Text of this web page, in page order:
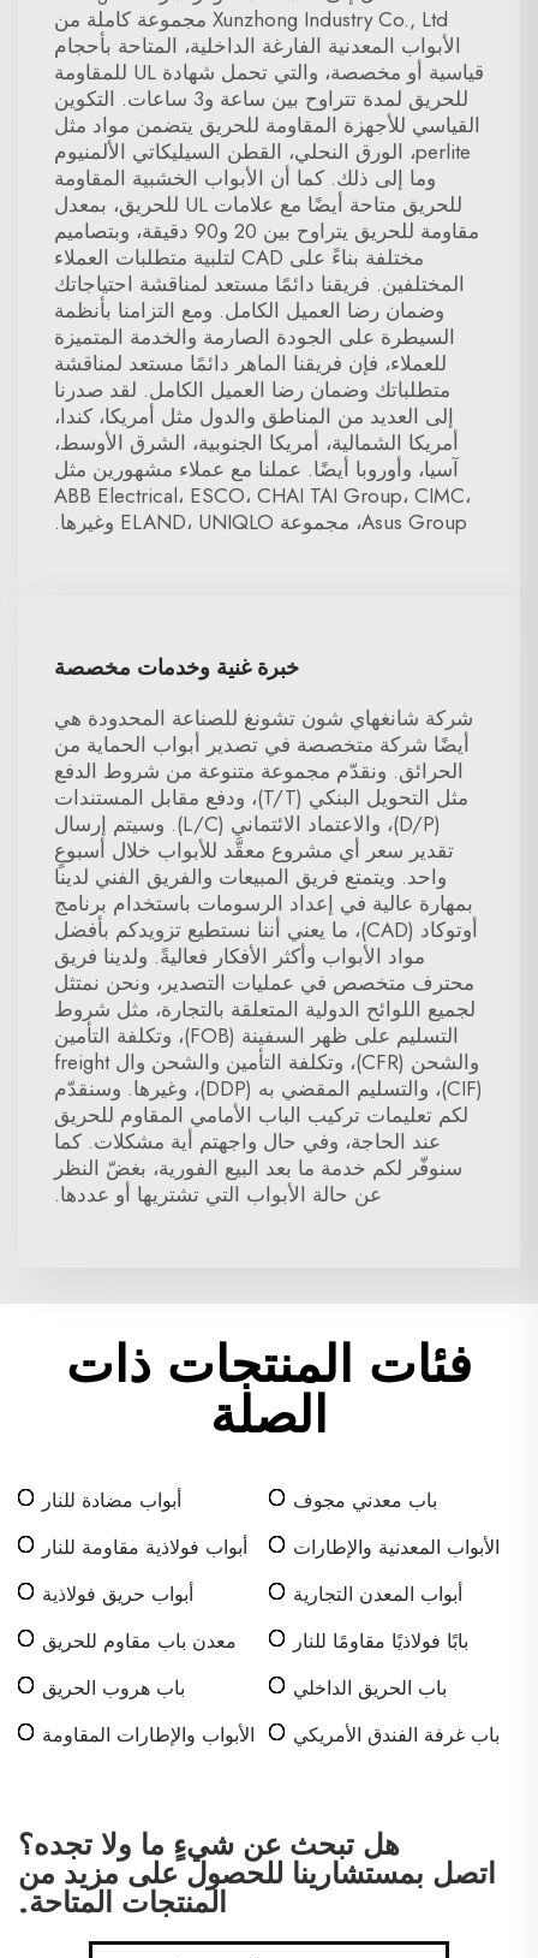
Xunzhong Industry Co., Ltd مجموعة كاملة من
الأبواب المعدنية الفارغة الداخلية، المتاحة بأحجام
قياسية أو مخصصة، والتي تحمل شهادة UL للمقاومة
للحريق لمدة تتراوح بين ساعة و3 ساعات. التكوين
القياسي للأجهزة المقاومة للحريق يتضمن مواد مثل
perlite، الورق النحلي، القطن السيليكاتي الألمنيوم
وما إلى ذلك. كما أن الأبواب الخشبية المقاومة
للحريق متاحة أيضًا مع علامات UL للحريق، بمعدل
مقاومة للحريق يتراوح بين 20 و90 دقيقة، وبتصاميم
مختلفة بناءً على CAD لتلبية متطلبات العملاء
المختلفين. فريقنا دائمًا مستعد لمناقشة احتياجاتك
وضمان رضا العميل الكامل. ومع التزامنا بأنظمة
السيطرة على الجودة الصارمة والخدمة المتميزة
للعملاء، فإن فريقنا الماهر دائمًا مستعد لمناقشة
متطلباتك وضمان رضا العميل الكامل. لقد صدرنا
إلى العديد من المناطق والدول مثل أمريكا، كندا،
أمريكا الشمالية، أمريكا الجنوبية، الشرق الأوسط،
آسيا، وأوروبا أيضًا. عملنا مع عملاء مشهورين مثل
ABB Electrical، ESCO، CHAI TAI Group، CIMC،
Asus Group، مجموعة ELAND، UNIQLO وغيرها.
خبرة غنية وخدمات مخصصة
شركة شانغهاي شون تشونغ للصناعة المحدودة هي
أيضًا شركة متخصصة في تصدير أبواب الحماية من
الحرائق. ونقدّم مجموعة متنوعة من شروط الدفع
مثل التحويل البنكي (T/T)، ودفع مقابل المستندات
(D/P)، والاعتماد الائتماني (L/C). وسيتم إرسال
تقدير سعر أي مشروع معقَّد للأبواب خلال أسبوعٍ
واحد. ويتمتع فريق المبيعات والفريق الفني لدينا
بمهارة عالية في إعداد الرسومات باستخدام برنامج
أوتوكاد (CAD)، ما يعني أننا نستطيع تزويدكم بأفضل
مواد الأبواب وأكثر الأفكار فعاليةً. ولدينا فريق
محترف متخصص في عمليات التصدير، ونحن نمتثل
لجميع اللوائح الدولية المتعلقة بالتجارة، مثل شروط
التسليم على ظهر السفينة (FOB)، وتكلفة التأمين
والشحن (CFR)، وتكلفة التأمين والشحن وال freight
(CIF)، والتسليم المقضي به (DDP)، وغيرها. وسنقدّم
لكم تعليمات تركيب الباب الأمامي المقاوم للحريق
عند الحاجة، وفي حال واجهتم أية مشكلات. كما
سنوفّر لكم خدمة ما بعد البيع الفورية، بغضّ النظر
عن حالة الأبواب التي تشتريها أو عددها.
فئات المنتجات ذات
الصلة
باب معدني مجوف
أبواب مضادة للنار
الأبواب المعدنية والإطارات
أبواب فولاذية مقاومة للنار
أبواب المعدن التجارية
أبواب حريق فولاذية
بابًا فولاذيًا مقاومًا للنار
معدن باب مقاوم للحريق
باب الحريق الداخلي
باب هروب الحريق
باب غرفة الفندق الأمريكي
الأبواب والإطارات المقاومة
هل تبحث عن شيءٍ ما ولا تجده؟
اتصل بمستشارينا للحصول على مزيد من
المنتجات المتاحة.